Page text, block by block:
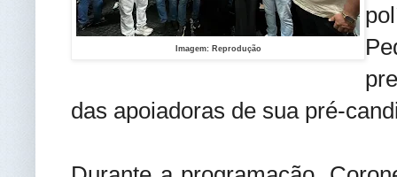
Imagem: Reprodução
das apoiadoras de sua pré-